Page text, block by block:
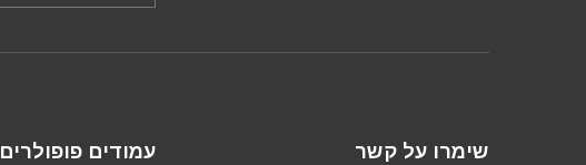
שימרו על קשר עמודים פופולרים